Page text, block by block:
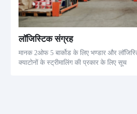
लॉजिस्टिक संग्रह
मानक 2ओफ 5 बार्कोड के लिए भण्डार और
क्याटोनों के स्ट्रीमालिंग की प्रकार के लिए सूच